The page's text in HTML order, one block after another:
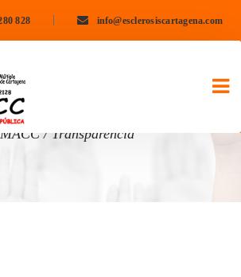
828 info@esclerosiscartagena.com
/ Transparencia